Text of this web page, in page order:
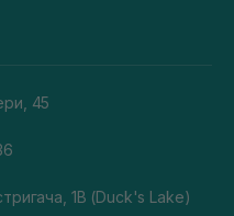
45
1В (Duck's Lake)